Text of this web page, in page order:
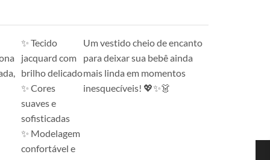
✨ Tecido
jacquard com
brilho delicado
✨ Cores
suaves e
sofisticadas
✨ Modelagem
confortável e
Um vestido cheio de encanto
para deixar sua bebê ainda
mais linda em momentos
inesquecíveis! 💖✨👗